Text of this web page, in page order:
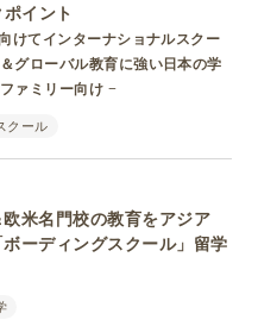
イント
けてインターナショナルスクー
グローバル教育に強い日本の学
ァミリー向け −
クール
米名門校の教育をアジア
ーディングスクール」留学